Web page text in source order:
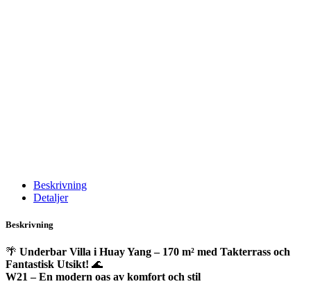
Beskrivning
Detaljer
Beskrivning
🌴 Underbar Villa i Huay Yang – 170 m² med Takterrass och
Fantastisk Utsikt! 🌊
W21 – En modern oas av komfort och stil